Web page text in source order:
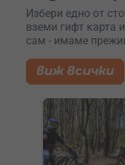
Избери едно от
вземи гифт карта
сам - имаме
виж всички